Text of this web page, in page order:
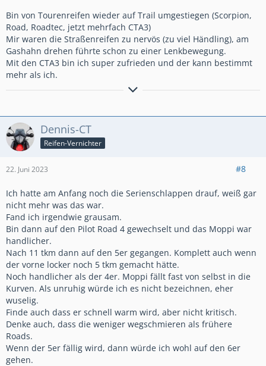
Bin von Tourenreifen wieder auf Trail umgestiegen (Scorpion,
Road, Roadtec, jetzt mehrfach CTA3)
Mir waren die Straßenreifen zu nervös (zu viel Händling), am
Gashahn drehen führte schon zu einer Lenkbewegung.
Mit den CTA3 bin ich super zufrieden und der kann bestimmt
mehr als ich.
Kurven sind die wohl erotischste Verbindung
Grüße aus der Grafschaft
Dennis-CT
Reifen-Vernichter
22. Juni 2023 #8
Ich hatte am Anfang noch die Serienschlappen drauf, weiß gar
nicht mehr was das war.
Fand ich irgendwie grausam.
Bin dann auf den Pilot Road 4 gewechselt und das Moppi war
handlicher.
Nach 11 tkm dann auf den 5er gegangen. Komplett auch wenn
der vorne locker noch 5 tkm gemacht hätte.
Noch handlicher als der 4er. Moppi fällt fast von selbst in die
Kurven. Als unruhig würde ich es nicht bezeichnen, eher
wuselig.
Finde auch dass er schnell warm wird, aber nicht kritisch.
Denke auch, dass die weniger wegschmieren als frühere
Roads.
Wenn der 5er fällig wird, dann würde ich wohl auf den 6er
gehen.